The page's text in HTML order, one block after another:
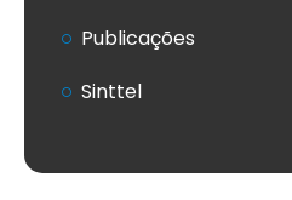
Publicações
Sinttel